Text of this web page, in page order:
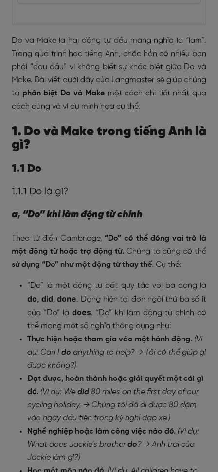
Do và Make là hai động từ đều mang nghĩa là “làm”.
Trong quá trình học tiếng Anh, chắc hẳn có nhiều bạn
phải “đau đầu” vì không biết sự khác biệt giữa Do và
Make. Bài viết dưới đây của Langmaster sẽ giúp chúng
ta phân biệt Do và Make một cách chi tiết nhất qua
cách dùng và ví dụ minh họa cụ thể.
1. Do và Make trong tiếng Anh là
gì?
1.1 Do
1.1.1 Do là gì?
a, “Do” khi làm động từ chính
Theo từ điển Cambridge, “Do” có thể đóng vai trò là
một động từ hoặc trợ động từ. Chúng ta cũng có thể
sử dụng “Do” như một động từ thay thế. Cụ thể:
“Do” là một động từ bất quy tắc với ba dạng là
do, did, done. Dạng hiện tại đơn ngôi thứ ba số ít
của “Do” là does. “Do” khi làm động từ chính có
thể mang một số nghĩa thông dụng như:
Thực hiện hoặc tham gia vào một hành động. (Ví
dụ: Can I do anything to help? → Tôi có thể giúp gì
được không?)
Đạt được, hoàn thành hoặc giải quyết một cái gì
đó. (Ví dụ: We did 80 miles on the first day of our
cycling holiday. → Chúng tôi đã đi được 80 dặm
vào ngày đầu tiên trong kỳ nghỉ đạp xe.)
Nghề nghiệp hoặc làm công việc nào đó. (Ví dụ:
What does Jackie’s brotherdo? → Anh trai của
Jackie làm gì?)